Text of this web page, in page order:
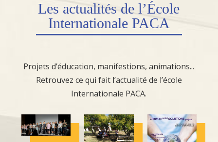
Les actualités de l’École
Internationale PACA
Projets d’éducation, manifestions, animations...
Retrouvez ce qui fait l’actualité de l’école
Internationale PACA.